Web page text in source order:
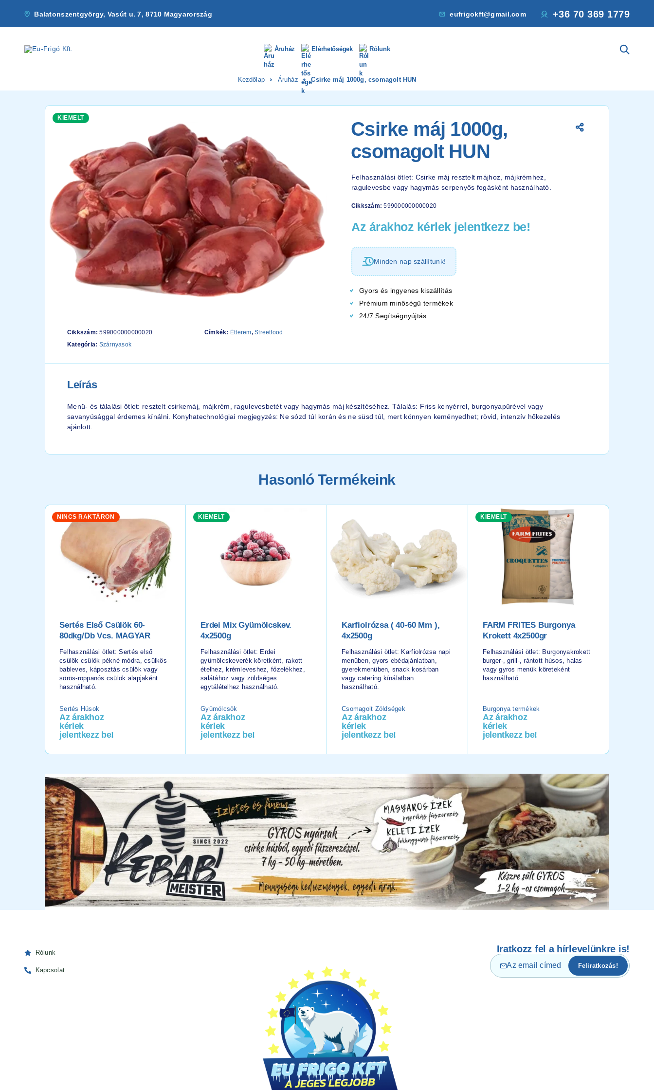
Balatonszentgyörgy, Vasút u. 7, 8710 Magyarország eufrigokft@gmail.com +36 70 369 1779
Áruház Elérhetőségek Rólunk
Kezdőlap Áruház Csirke máj 1000g, csomagolt HUN
KIEMELT
Cikkszám:599000000000020
Kategória: Szárnyasok
Címkék: Étterem,Streetfood
Csirke máj 1000g,
csomagolt HUN
Felhasználási ötlet: Csirke máj resztelt májhoz, májkrémhez,
ragulevesbe vagy hagymás serpenyős fogásként használható.
Cikkszám:599000000000020
Az árakhoz kérlek jelentkezz be!
Minden nap szállítunk!
Gyors és ingyenes kiszállítás
Prémium minőségű termékek
24/7 Segítségnyújtás
Leírás
Menü- és tálalási ötlet: resztelt csirkemáj, májkrém, ragulevesbetét vagy hagymás máj készítéséhez. Tálalás: Friss kenyérrel, burgonyapürével vagy
savanyúsággal érdemes kínálni. Konyhatechnológiai megjegyzés: Ne sózd túl korán és ne süsd túl, mert könnyen keményedhet; rövid, intenzív hőkezelés
ajánlott.
Hasonló Termékeink
NINCS RAKTÁRON
Sertés Első Csülök 60-
80dkg/db Vcs. MAGYAR
Felhasználási ötlet: Sertés első
csülök csülök pékné módra, csülkös
bableves, káposztás csülök vagy
sörös-roppanós csülök alapjaként
használható.
Sertés Húsok
Az árakhoz
kérlek
jelentkezz be!
KIEMELT
Erdei Mix Gyümölcskev.
4x2500g
Felhasználási ötlet: Erdei
gyümölcskeverék köretként, rakott
ételhez, krémleveshez, főzelékhez,
salátához vagy zöldséges
egytálételhez használható.
Gyümölcsök
Az árakhoz
kérlek
jelentkezz be!
Karfiolrózsa ( 40-60 Mm ),
4x2500g
Felhasználási ötlet: Karfiolrózsa napi
menüben, gyors ebédajánlatban,
gyerekmenüben, snack kosárban
vagy catering kínálatban
használható.
Csomagolt Zöldségek
Az árakhoz
kérlek
jelentkezz be!
KIEMELT
FARM FRITES Burgonya
Krokett 4x2500gr
Felhasználási ötlet: Burgonyakrokett
burger-, grill-, rántott húsos, halas
vagy gyros menük köreteként
használható.
Burgonya termékek
Az árakhoz
kérlek
jelentkezz be!
Rólunk
Kapcsolat
Iratkozz fel a hírlevelünkre is!